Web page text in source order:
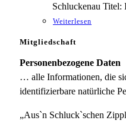
Schluckenau
Weiterlesen
Mitgliedschaft
Personenbezogene Daten
… alle Informationen, die
identifizierbare natürliche
„Aus`n Schluck`schen